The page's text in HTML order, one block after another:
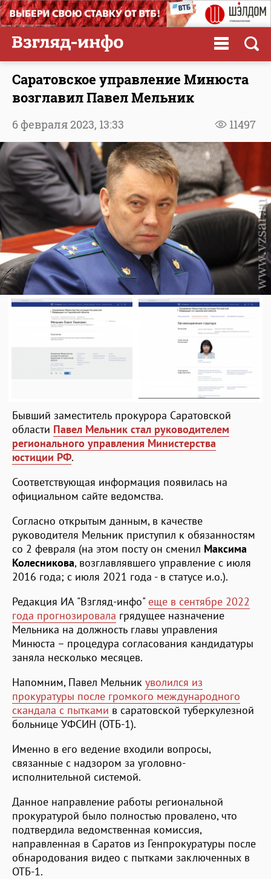
Саратовское управление Минюста
возглавил Павел Мельник
11497
6 февраля 2023, 13:33
Бывший заместитель прокурора Саратовской
области Павел Мельник стал руководителем
регионального управления Министерства
юстиции РФ.
Соответствующая информация появилась на
официальном сайте ведомства.
Согласно открытым данным, в качестве
руководителя Мельник приступил к обязанностям
со 2 февраля (на этом посту он сменил Максима
Колесникова, возглавлявшего управление с июля
2016 года; с июля 2021 года - в статусе и.о.).
Редакция ИА "Взгляд-инфо" еще в сентябре 2022
года прогнозировала грядущее назначение
Мельника на должность главы управления
Минюста – процедура согласования кандидатуры
заняла несколько месяцев.
Напомним, Павел Мельник уволился из
прокуратуры после громкого международного
скандала с пытками в саратовской туберкулезной
больнице УФСИН (ОТБ-1).
Именно в его ведение входили вопросы,
связанные с надзором за уголовно-
исполнительной системой.
Данное направление работы региональной
прокуратурой было полностью провалено, что
подтвердила ведомственная комиссия,
направленная в Саратов из Генпрокуратуры после
обнародования видео с пытками заключенных в
ОТБ-1.